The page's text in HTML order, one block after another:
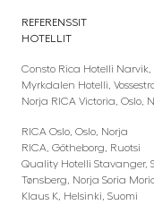
REFERENSSIT
HOTELLIT
Consto Rica Hotelli
Myrkdalen Hotelli,
Norja RICA Victoria, Oslo,
RICA Oslo, Oslo, Norja
RICA, Götheborg, Ruotsi
Quality Hotelli Stavanger,
Tønsberg, Norja Soria
Klaus K, Helsinki, Suomi